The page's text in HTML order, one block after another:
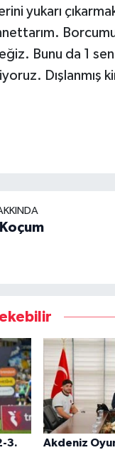
yukarı
Bunu da 1
Dışlanmış
3.
Akdeniz